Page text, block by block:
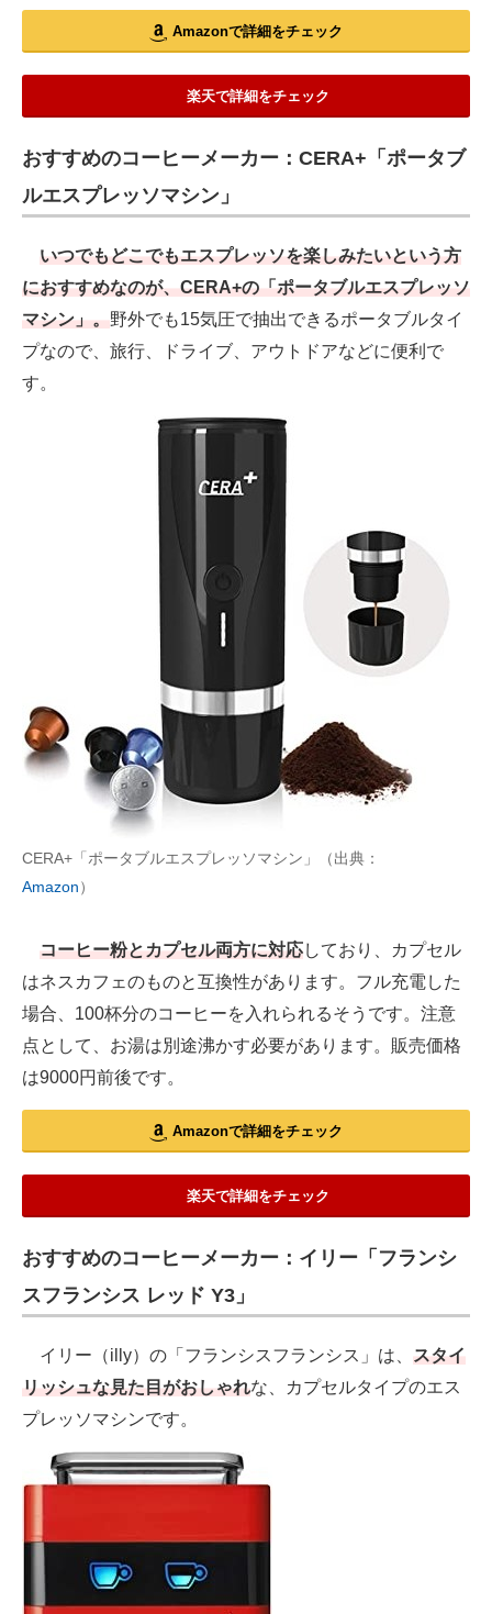
Amazonで詳細をチェック
楽天で詳細をチェック
おすすめのコーヒーメーカー：CERA+「ポータブ
ルエスプレッソマシン」
いつでもどこでもエスプレッソを楽しみたいという方
におすすめなのが、CERA+の「ポータブルエスプレッソ
マシン」。野外でも15気圧で抽出できるポータブルタイ
プなので、旅行、ドライブ、アウトドアなどに便利で
す。
CERA+「ポータブルエスプレッソマシン」（出典：
Amazon）
コーヒー粉とカプセル両方に対応しており、カプセル
はネスカフェのものと互換性があります。フル充電した
場合、100杯分のコーヒーを入れられるそうです。注意
点として、お湯は別途沸かす必要があります。販売価格
は9000円前後です。
Amazonで詳細をチェック
楽天で詳細をチェック
おすすめのコーヒーメーカー：イリー「フランシ
スフランシス レッド Y3」
イリー（illy）の「フランシスフランシス」は、 スタイ
リッシュな見た目がおしゃれな、カプセルタイプのエス
プレッソマシンです。